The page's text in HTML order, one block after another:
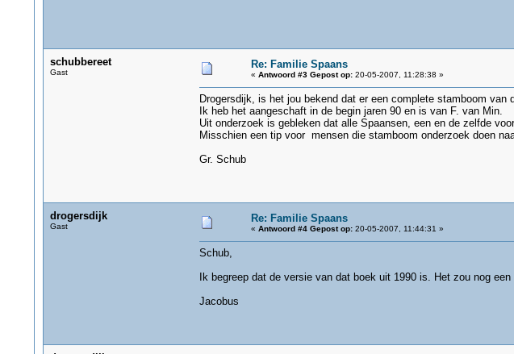
schubbereet
Gast
Re: Familie Spaans
« Antwoord #3 Gepost op:20-05-2007, 11:28:38 »
Drogersdijk, is het jou bekend dat er een complete stamboom van
Ik heb het aangeschaft in de begin jaren 90 en is van F. van Min.
Uit onderzoek is gebleken dat alle Spaansen, een en de zelfde
Misschien een tip voor mensen die stamboom onderzoek doen
Gr. Schub
drogersdijk
Gast
Re: Familie Spaans
« Antwoord #4 Gepost op:20-05-2007, 11:44:31 »
Schub,
Ik begreep dat de versie van dat boek uit 1990 is. Het zou nog
Jacobus